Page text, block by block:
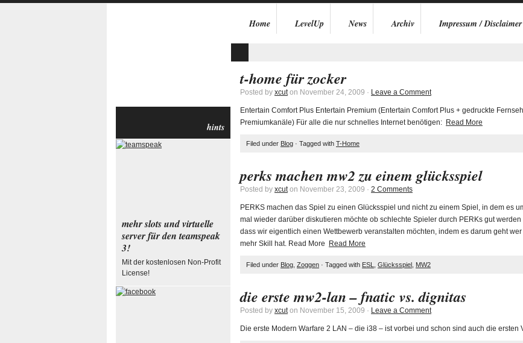
Home LevelUp News Archiv Impressum / Disclaimer
t-home für zocker
Posted by xcuton November 24, 2009 · Leave a Comment
Entertain Comfort Plus Entertain Premium (Entertain Comfort Plus + gedruckte
Premiumkanäle) Für alle die nur schnelles Internet benötigen: Read More
Filed under Blog · Tagged with T-Home
perks machen mw2 zu einem glücksspiel
Posted by xcuton November 23, 2009 · 2 Comments
PERKS machen das Spiel zu einen Glücksspiel und nicht zu einem Spiel, in dem es
mal wieder darüber diskutieren möchte ob schlechte Spieler durch PERKs gut
dass wir eigentlich einen Wettbewerb veranstalten möchten, indem es darum geht
mehr Skill hat. Read More
Read More
Filed under Blog Zoggen · Tagged with ESL Glücksspiel MW2
die erste mw2-lan – fnatic vs. dignitas
Posted by xcuton November 15, 2009 · Leave a Comment
Die erste Modern Warfare 2 LAN – die i38 – ist vorbei und schon sind auch die ersten
hints
mehr slots und virtuelle
server für den teamspeak
3!
Mit der kostenlosen Non-Profit
License!